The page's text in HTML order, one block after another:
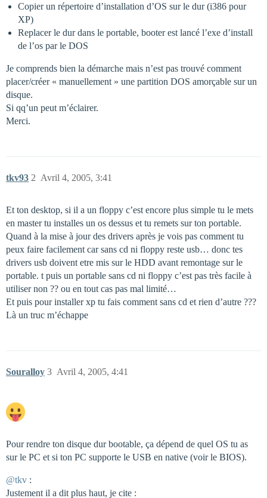
Copier un répertoire d’installation d’OS sur le dur (i386 pour
XP)
Replacer le dur dans le portable, booter est lancé l’exe d’install
de l’os par le DOS
Je comprends bien la démarche mais n’est pas trouvé comment
placer/créer « manuellement » une partition DOS amorçable sur un
disque.
Si qq’un peut m’éclairer.
Merci.
tkv93 Avril 4, 2005, 3:41
2
Et ton desktop, si il a un floppy c’est encore plus simple tu le mets
en master tu installes un os dessus et tu remets sur ton portable.
Quand à la mise à jour des drivers après je vois pas comment tu
peux faire facilement car sans cd ni floppy reste usb… donc tes
drivers usb doivent etre mis sur le HDD avant remontage sur le
portable. t puis un portable sans cd ni floppy c’est pas très facile à
utiliser non ?? ou en tout cas pas mal limité…
Et puis pour installer xp tu fais comment sans cd et rien d’autre ???
Là un truc m’échappe
Souralloy Avril 4, 2005, 4:41
3
Pour rendre ton disque dur bootable, ça dépend de quel OS tu as
sur le PC et si ton PC supporte le USB en native (voir le BIOS).
@tkv :
Justement il a dit plus haut, je cite :